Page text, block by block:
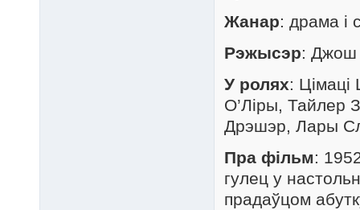
Жанар: драма і
Рэжысэр: Джош
У ролях: Цімаці
О’Ліры, Тайлер
Дрэшэр, Лары
Пра фільм:
гулец у
прадаўцом